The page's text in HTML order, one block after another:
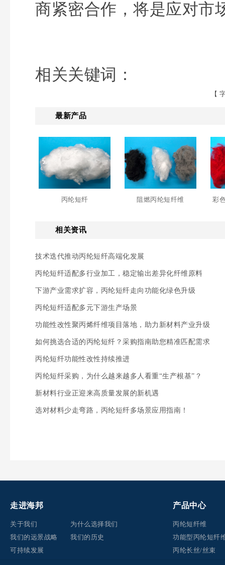
商紧密合作，将是应对市
相关关键词：
【
最新产品
丙纶短纤 阻燃丙纶短纤维 彩
相关资讯
技术迭代推动丙纶短纤高端化发展
丙纶短纤适配多行业加工，稳定输出差异化纤维原料
下游产业需求扩容，丙纶短纤走向功能化绿色升级
丙纶短纤适配多元下游生产场景
功能性改性聚丙烯纤维项目落地，助力新材料产业升级
如何挑选合适的丙纶短纤？采购指南助您精准匹配需求
丙纶短纤功能性改性持续推进
丙纶短纤采购，为什么越来越多人看重“生产根基”？
新材料行业正迎来高质量发展的新机遇
选对材料少走弯路，丙纶短纤多场景应用指南！
走进海邦
关于我们
为什么选择我们
我们的远景战略
我们的历史
可持续发展
产品中心
丙纶短纤维
功能型丙纶短纤
丙纶长丝/丝束